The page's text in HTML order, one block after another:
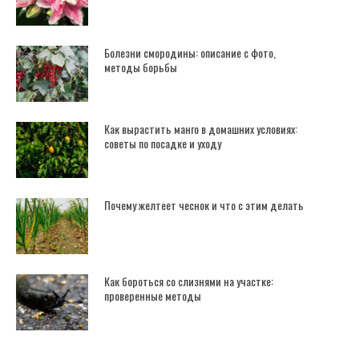
Болезни смородины: описание с фото,
методы борьбы
Как вырастить манго в домашних условиях:
советы по посадке и уходу
Почему желтеет чеснок и что с этим делать
Как бороться со слизнями на участке:
проверенные методы